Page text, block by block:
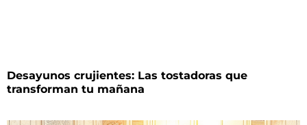
Desayunos crujientes: Las tostadoras que
transforman tu mañana